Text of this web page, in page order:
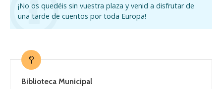
¡No os quedéis sin vuestra plaza y venid a disfrutar de
una tarde de cuentos por toda Europa!
Biblioteca Municipal